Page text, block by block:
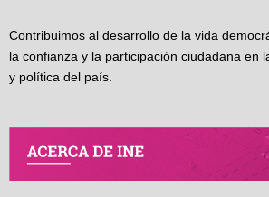
Contribuimos al desarrollo de la vida
la confianza y la participación ciudadana en
y política del país.